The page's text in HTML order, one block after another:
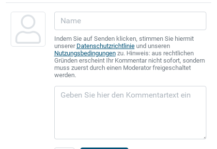
Indem Sie auf Senden klicken, stimmen Sie hiermit
unserer Datenschutzrichtlinieund unseren
Nutzungsbedingungenzu. Hinweis: aus rechtlichen
Gründen erscheint Ihr Kommentar nicht sofort, sondern
muss zuerst durch einen Moderator freigeschaltet
werden.